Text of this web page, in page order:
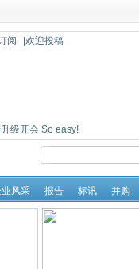
阅 |欢迎投稿
级开会 So easy!
风采 报告 标讯 并购